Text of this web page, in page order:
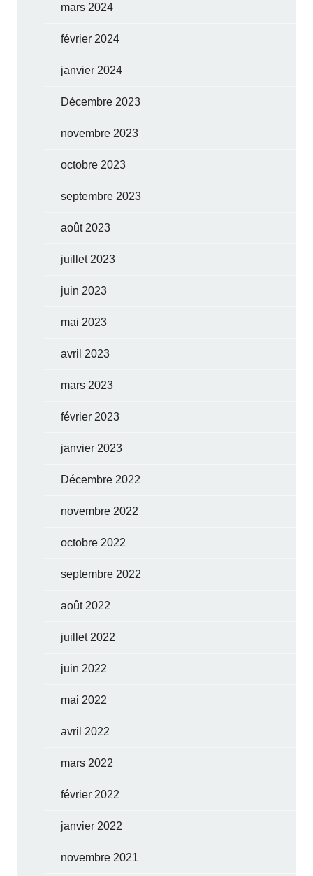
mars 2024
février 2024
janvier 2024
Décembre 2023
novembre 2023
octobre 2023
septembre 2023
août 2023
juillet 2023
juin 2023
mai 2023
avril 2023
mars 2023
février 2023
janvier 2023
Décembre 2022
novembre 2022
octobre 2022
septembre 2022
août 2022
juillet 2022
juin 2022
mai 2022
avril 2022
mars 2022
février 2022
janvier 2022
novembre 2021